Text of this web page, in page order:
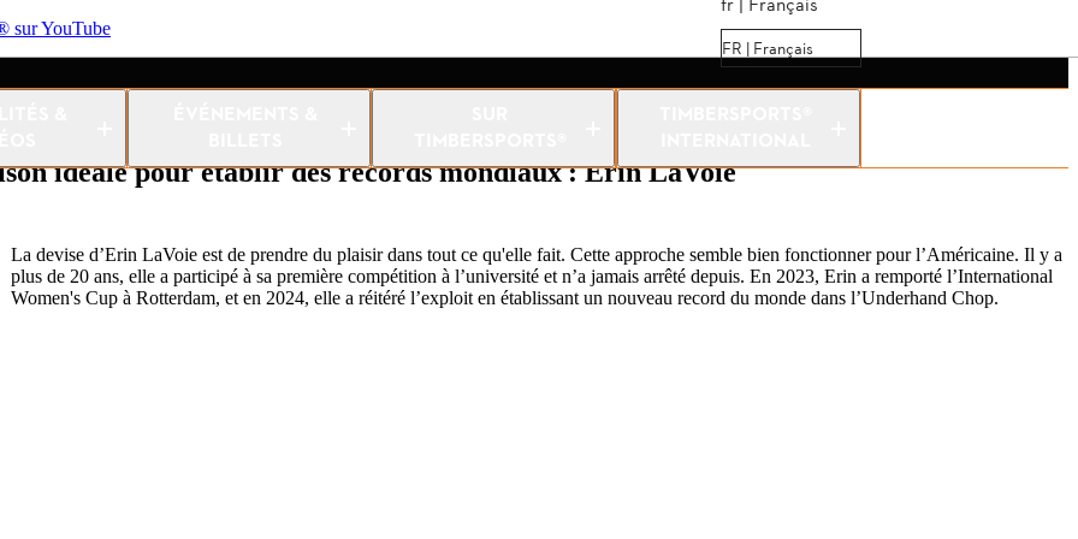
sur YouTube
FR | Français
de STIHL
idéale pour établir des records mondiaux : Erin LaVoie
La devise d’Erin LaVoie est de prendre du plaisir dans tout ce qu'elle fait. Cette approche semble bien fonctionner pour l’Américaine. Il y a
plus de 20 ans, elle a participé à sa première compétition à l’université et n’a jamais arrêté depuis. En 2023, Erin a remporté l’International
Women's Cup à Rotterdam, et en 2024, elle a réitéré l’exploit en établissant un nouveau record du monde dans l’Underhand Chop.